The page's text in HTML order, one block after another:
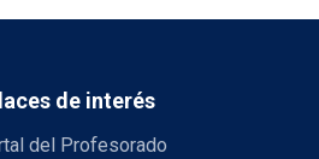
de interés
del Profesorado